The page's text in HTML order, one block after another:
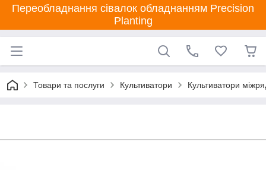
Переобладнання сівалок обладнанням Precision
Planting
Товари та послуги Культиватори Культиватори